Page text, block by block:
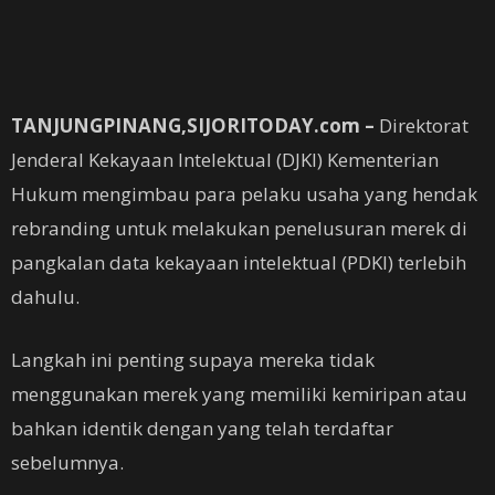
TANJUNGPINANG,SIJORITODAY.com – Direktorat
Jenderal Kekayaan Intelektual (DJKI) Kementerian
Hukum mengimbau para pelaku usaha yang hendak
rebranding untuk melakukan penelusuran merek di
pangkalan data kekayaan intelektual (PDKI) terlebih
dahulu.
Langkah ini penting supaya mereka tidak
menggunakan merek yang memiliki kemiripan atau
bahkan identik dengan yang telah terdaftar
sebelumnya.